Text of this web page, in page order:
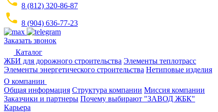
8 (812) 320-86-87
8 (904) 636-77-23
Заказать звонок
Каталог
ЖБИ для дорожного строительства Элементы теплотрасс
Элементы энергетического строительства Нетиповые изделия
О компании
Общая информация Структура компании Миссия компании
Заказчики и партнеры Почему выбирают "ЗАВОД ЖБК"
Карьера